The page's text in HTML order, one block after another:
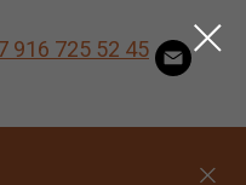
916 725 52 45